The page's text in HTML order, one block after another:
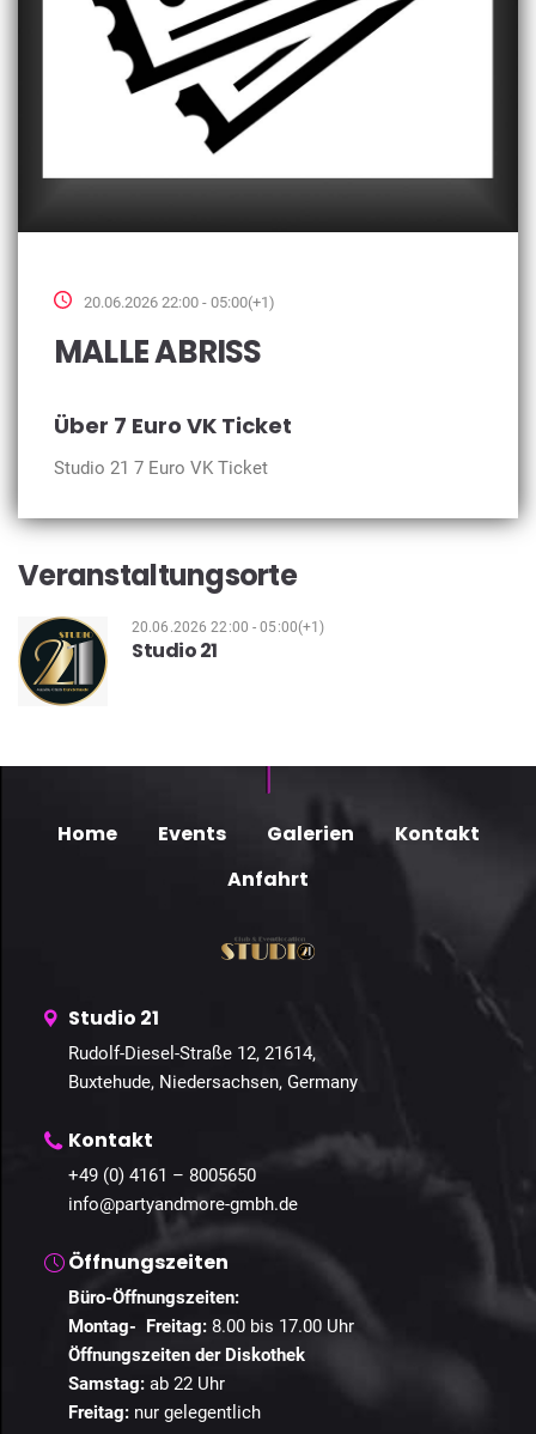
20.06.2026 22:00 - 05:00(+1)
MALLE ABRISS
Über 7 Euro VK Ticket
Studio 21 7 Euro VK Ticket
Veranstaltungsorte
20.06.2026 22:00 - 05:00(+1)
Studio 21
Home Events Galerien
Kontakt
Anfahrt
Studio 21
Rudolf-Diesel-Straße 12, 21614,
Buxtehude, Niedersachsen, Germany
Kontakt
+49 (0) 4161 – 8005650
info@partyandmore-gmbh.de
Öffnungszeiten
Büro-Öffnungszeiten:
Montag- Freitag: 8.00 bis 17.00 Uhr
Öffnungszeiten der Diskothek
Samstag: ab 22 Uhr
Freitag: nur gelegentlich